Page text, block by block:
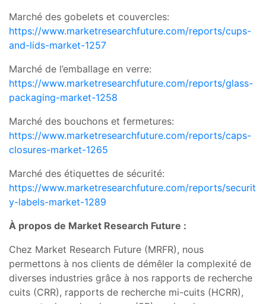
Marché des gobelets et couvercles:
https://www.marketresearchfuture.com/reports/cups-
and-lids-market-1257
Marché de l’emballage en verre:
https://www.marketresearchfuture.com/reports/glass-
packaging-market-1258
Marché des bouchons et fermetures:
https://www.marketresearchfuture.com/reports/caps-
closures-market-1265
Marché des étiquettes de sécurité:
https://www.marketresearchfuture.com/reports/securit
y-labels-market-1289
À propos de Market Research Future :
Chez Market Research Future (MRFR), nous
permettons à nos clients de démêler la complexité de
diverses industries grâce à nos rapports de recherche
cuits (CRR), rapports de recherche mi-cuits (HCRR),